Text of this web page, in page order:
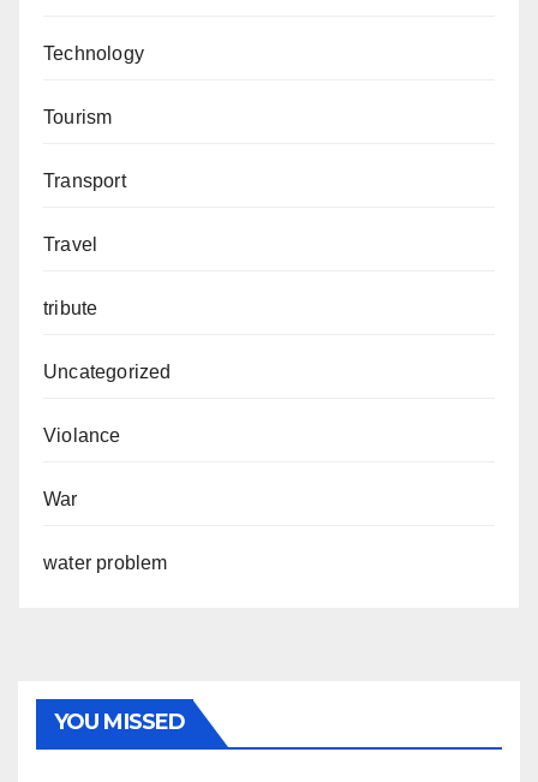
Technology
Tourism
Transport
Travel
tribute
Uncategorized
Violance
War
water problem
YOU MISSED